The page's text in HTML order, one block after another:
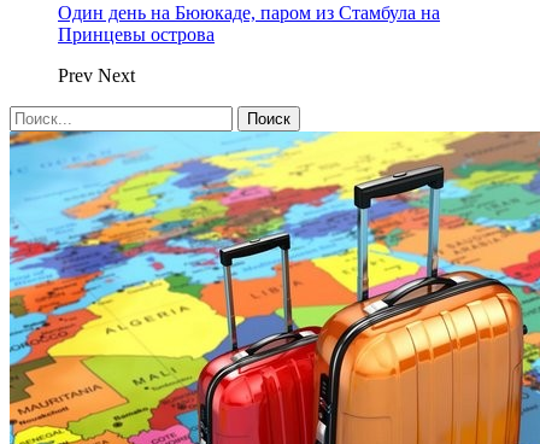
Один день на Бююкаде, паром из Стамбула на
Принцевы острова
Prev Next